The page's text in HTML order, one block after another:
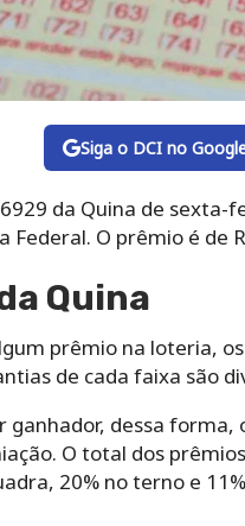
Siga o DCI no
da Quina de
Federal. O prêmio é
Quina
prêmio na loteria,
de cada faixa são
ganhador, dessa
O total dos
20% no terno e